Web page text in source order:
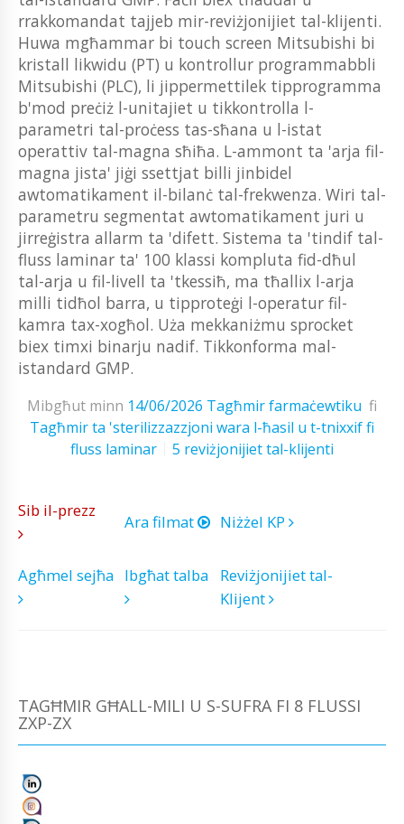
rrakkomandat tajjeb mir-reviżjonijiet tal-klijenti.
Huwa mgħammar bi touch screen Mitsubishi bi
kristall likwidu (PT) u kontrollur programmabbli
Mitsubishi (PLC), li jippermettilek tipprogramma
b'mod preċiż l-unitajiet u tikkontrolla l-
parametri tal-proċess tas-sħana u l-istat
operattiv tal-magna sħiħa. L-ammont ta 'arja fil-
magna jista' jiġi ssettjat billi jinbidel
awtomatikament il-bilanċ tal-frekwenza. Wiri tal-
parametru segmentat awtomatikament juri u
jirreġistra allarm ta 'difett. Sistema ta 'tindif tal-
fluss laminar ta' 100 klassi kompluta fid-dħul
tal-arja u fil-livell ta 'tkessiħ, ma tħallix l-arja
milli tidħol barra, u tipproteġi l-operatur fil-
kamra tax-xogħol. Uża mekkaniżmu sprocket
biex timxi binarju nadif. Tikkonforma mal-
istandard GMP.
Mibgħut minn 14/06/2026 Tagħmir farmaċewtiku fi
Tagħmir ta 'sterilizzazzjoni wara l-ħasil u t-tnixxif fi
fluss laminar
5 reviżjonijiet tal-klijenti
Sib il-prezz
Ara filmat Niżżel KP
Agħmel sejħa Ibgħat talba
Reviżjonijiet tal-
Klijent
TAGĦMIR GĦALL-MILI U S-SUFRA FI 8 FLUSSI
ZXP-ZX